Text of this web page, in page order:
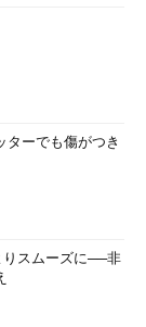
ターでも傷がつき
りスムーズに──非